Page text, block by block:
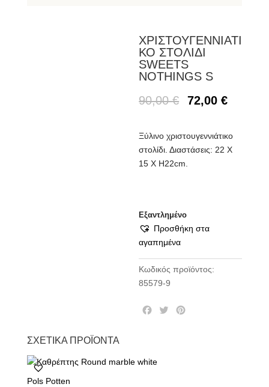
ΧΡΙΣΤΟΥΓΕΝΝΙΑΤΙ
ΚΟ ΣΤΟΛΙΔΙ
SWEETS
NOTHINGS S
90,00€ 72,00€
Ξύλινο χριστουγεννιάτικο
στολίδι. Διαστάσεις: 22 Χ
15 Χ Η22cm.
Εξαντλημένο
Προσθήκη στα
αγαπημένα
Κωδικός προϊόντος:
85579-9
T
ΣΧΕΤΙΚΆ ΠΡΟΪΌΝΤΑ
Pols Potten